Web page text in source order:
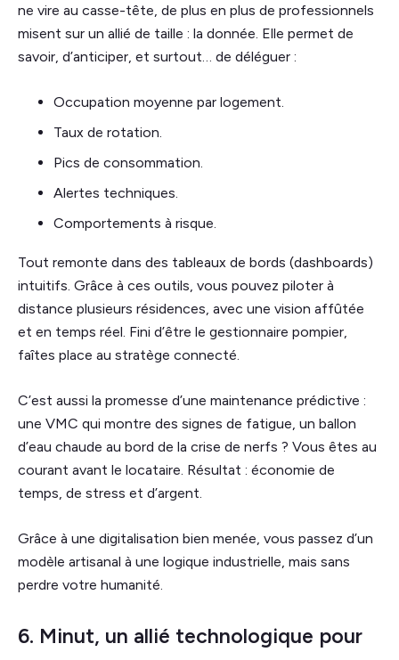
ne vire au casse-tête, de plus en plus de professionnels
misent sur un allié de taille : la donnée. Elle permet de
savoir, d’anticiper, et surtout… de déléguer :
Occupation moyenne par logement.
Taux de rotation.
Pics de consommation.
Alertes techniques.
Comportements à risque.
Tout remonte dans des tableaux de bords (dashboards)
intuitifs. Grâce à ces outils, vous pouvez piloter à
distance plusieurs résidences, avec une vision affûtée
et en temps réel. Fini d’être le gestionnaire pompier,
faîtes place au stratège connecté.
C’est aussi la promesse d’une maintenance prédictive :
une VMC qui montre des signes de fatigue, un ballon
d’eau chaude au bord de la crise de nerfs ? Vous êtes au
courant avant le locataire. Résultat : économie de
temps, de stress et d’argent.
Grâce à une digitalisation bien menée, vous passez d’un
modèle artisanal à une logique industrielle, mais sans
perdre votre humanité.
6. Minut, un allié technologique pour